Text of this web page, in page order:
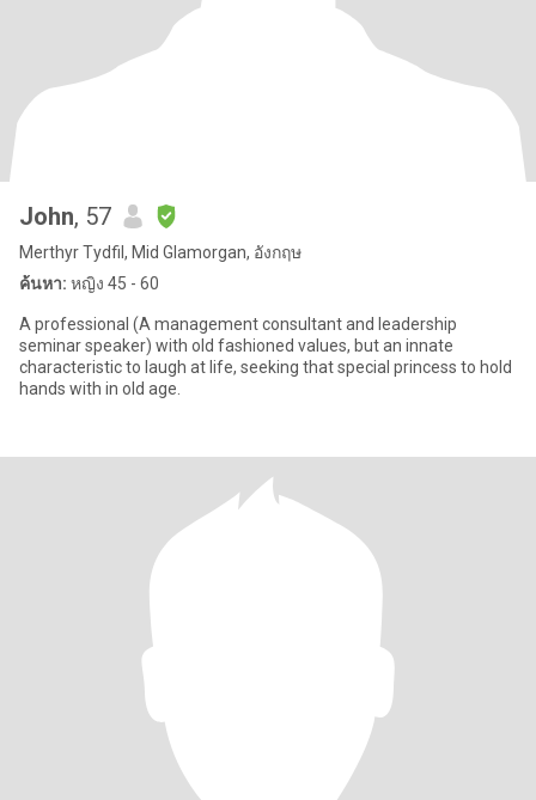
John, 57
Merthyr Tydfil, Mid Glamorgan, อังกฤษ
ค้นหา: หญิง 45 - 60
A professional (A management consultant and leadership
seminar speaker) with old fashioned values, but an innate
characteristic to laugh at life, seeking that special princess to hold
hands with in old age.